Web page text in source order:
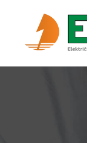
content